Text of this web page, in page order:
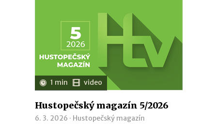
1 min video
Hustopečský magazín 5/2026
6. 3. 2026 · Hustopečský magazín